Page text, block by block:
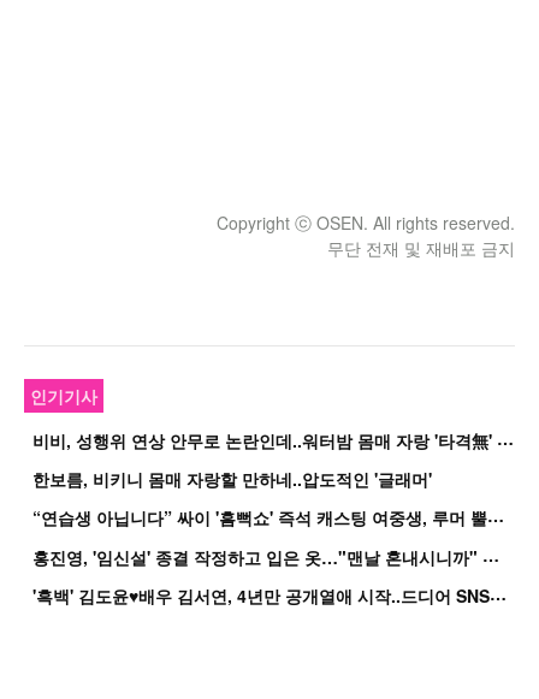
Copyright ⓒ OSEN. All rights reserved.
무단 전재 및 재배포 금지
인기기사
비
비, 성행위 연상 안무로 논란인데..워터밤 몸매 자랑 '타격無' 근황
한보름, 비키니 몸매 자랑할 만하네..압도적인 '글래머'
“
연습생 아닙니다” 싸이 '흠뻑쇼' 즉석 캐스팅 여중생, 루머 뿔났다[Oh!쎈 이...
홍
진영, '임신설' 종결 작정하고 입은 옷…"맨날 혼내시니까" 억울
'
흑백' 김도윤♥배우 김서연, 4년만 공개열애 시작..드디어 SNS에 노출 [핫피...